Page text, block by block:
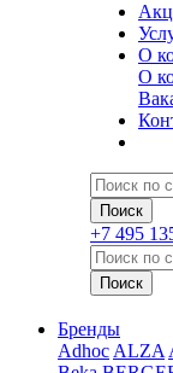
О
О
+7 495
Бренды
Adhoc ALZA